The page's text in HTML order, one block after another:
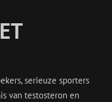
serieuze sporters
van testosteron en